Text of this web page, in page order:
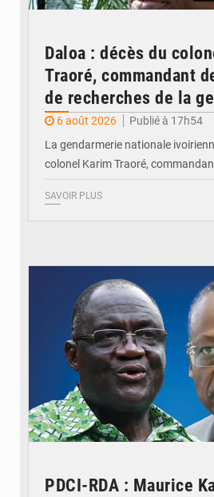
Daloa : décès du
Traoré, commandant
de recherches de la
après une activité
6 août 2026
Publié à 17h54
La gendarmerie nationale
colonel Karim Traoré,
SAVOIR PLUS
PDCI-RDA : Maurice